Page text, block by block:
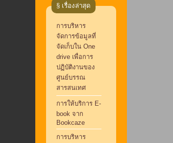
§ เรื่องล่าสุด
การบริหาร
จัดการข้อมูลที่
จัดเก็บใน One
drive เพื่อการ
ปฏิบัติงานของ
ศูนย์บรรณ
สารสนเทศ
การให้บริการ E-
book จาก
Bookcaze
การบริหาร